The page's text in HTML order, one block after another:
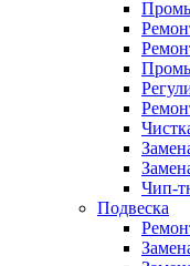
Чип-
Подвеска